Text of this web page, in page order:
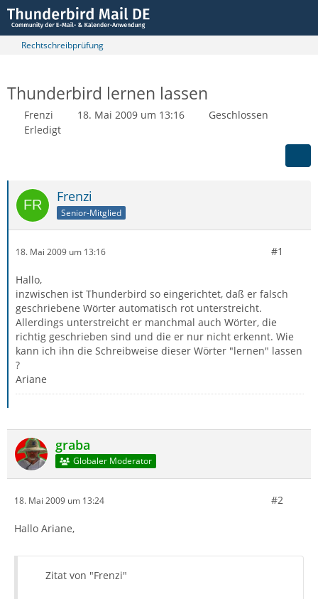
Rechtschreibprüfung
Thunderbird lernen lassen
Frenzi 18. Mai 2009 um 13:16
Geschlossen
Erledigt
Frenzi
Senior-Mitglied
18. Mai 2009 um 13:16 #1
Hallo,
inzwischen ist Thunderbird so eingerichtet, daß er falsch
geschriebene Wörter automatisch rot unterstreicht.
Allerdings unterstreicht er manchmal auch Wörter, die
richtig geschrieben sind und die er nur nicht erkennt. Wie
kann ich ihn die Schreibweise dieser Wörter "lernen" lassen
?
Ariane
graba
Globaler Moderator
18. Mai 2009 um 13:24 #2
Hallo Ariane,
Zitat von "Frenzi"